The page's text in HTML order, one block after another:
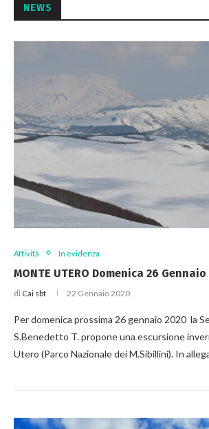
NEWS
Attività In evidenza
MONTE UTERO Domenica 26 Gennaio
di Cai sbt 22 Gennaio 2020
Per domenica prossima 26 gennaio 2020 la
S.Benedetto T. propone una escursione
Utero (Parco Nazionale dei M.Sibillini). In